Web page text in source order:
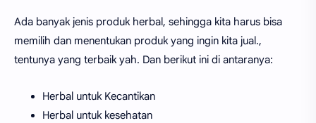
Ada banyak jenis produk herbal, sehingga kita harus bisa
memilih dan menentukan produk yang ingin kita jual.,
tentunya yang terbaik yah. Dan berikut ini di antaranya:
Herbal untuk Kecantikan
Herbal untuk kesehatan